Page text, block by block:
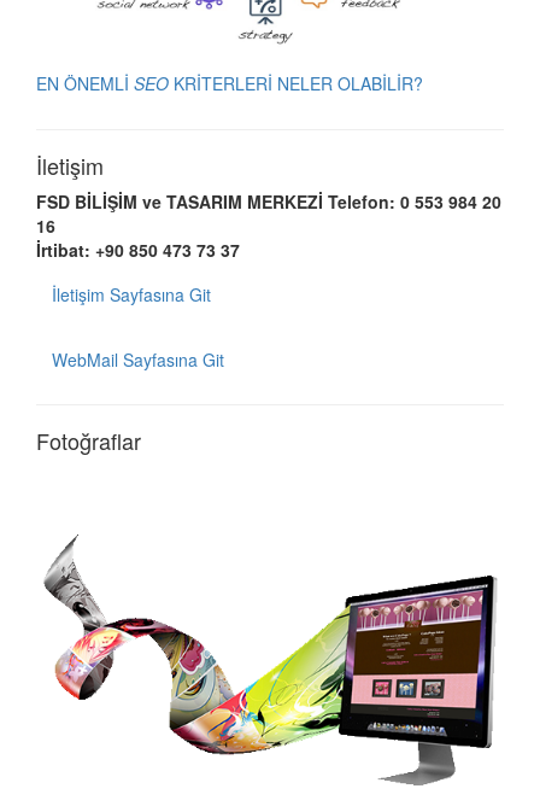
EN ÖNEMLİ SEO KRİTERLERİ NELER OLABİLİR?
İletişim
FSD BİLİŞİM ve TASARIM MERKEZİ Telefon: 0 553 984 20
16
İrtibat: +90 850 473 73 37
İletişim Sayfasına Git
WebMail Sayfasına Git
Fotoğraflar